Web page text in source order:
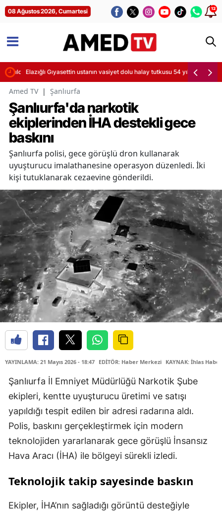
08 Ağustos 2026, Cumartesi 12
Elazığlı Gıyasettin ustanın vasiyet dolu halay tutkusu 54 yıldır sürüyor
Amed TV | Şanlıurfa
Şanlıurfa'da narkotik
ekiplerinden İHA destekli gece
baskını
Şanlıurfa polisi, gece görüşlü dron kullanarak
uyuşturucu imalathanesine operasyon düzenledi. İki
kişi tutuklanarak cezaevine gönderildi.
YAYINLAMA: 21 Mayıs 2026 - 18:47 EDİTÖR: Haber Merkezi KAYNAK: İhlas
Şanlıurfa İl Emniyet Müdürlüğü Narkotik Şube
ekipleri, kentte uyuşturucu üretimi ve satışı
yapıldığı tespit edilen bir adresi radarına aldı.
Polis, baskını gerçekleştirmek için modern
teknolojiden yararlanarak gece görüşlü İnsansız
Hava Aracı (İHA) ile bölgeyi sürekli izledi.
Teknolojik takip sayesinde baskın
Ekipler, İHA’nın sağladığı görüntü desteğiyle